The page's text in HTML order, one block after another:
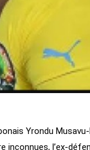
Yrondu
inconnues, l’ex-